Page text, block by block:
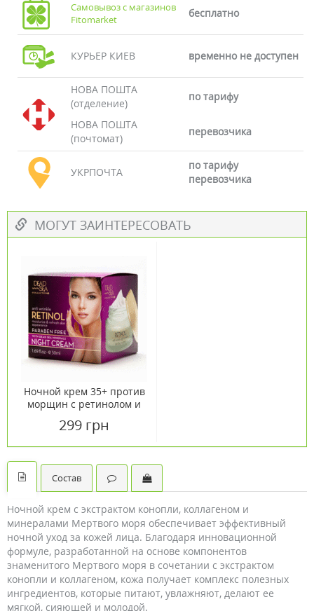
Самовывоз с магазинов
Fitomarket
бесплатно
КУРЬЕР КИЕВ временно не доступен
НОВА ПОШТА
(отделение)
по тарифу
НОВА ПОШТА
(почтомат)
перевозчика
УКРПОЧТА
по тарифу
перевозчика
МОГУТ ЗАИНТЕРЕСОВАТЬ
Ночной крем 35+ против
морщин с ретинолом и
моря DSC 50мл
299 грн
Состав
Ночной крем с экстрактом конопли, коллагеном и
минералами Мертвого моря обеспечивает эффективный
ночной уход за кожей лица. Благодаря инновационной
формуле, разработанной на основе компонентов
знаменитого Мертвого моря в сочетании с экстрактом
конопли и коллагеном, кожа получает комплекс полезных
ингредиентов, которые питают, увлажняют, делают ее
мягкой, сияющей и молодой.